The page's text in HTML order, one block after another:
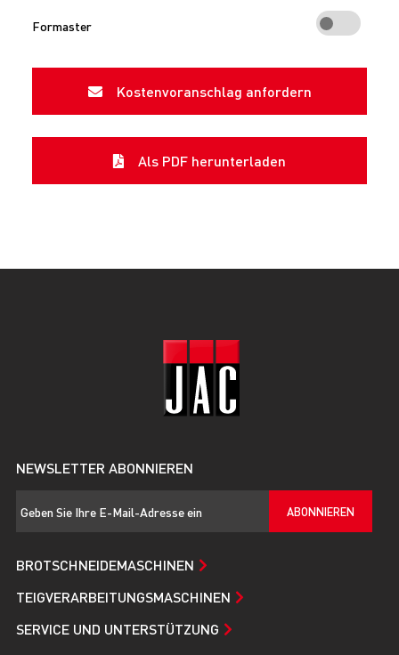
Formaster
Kostenvoranschlag anfordern
Als PDF herunterladen
NEWSLETTER ABONNIEREN
ABONNIEREN
BROTSCHNEIDEMASCHINEN
TEIGVERARBEITUNGSMASCHINEN
SERVICE UND UNTERSTÜTZUNG